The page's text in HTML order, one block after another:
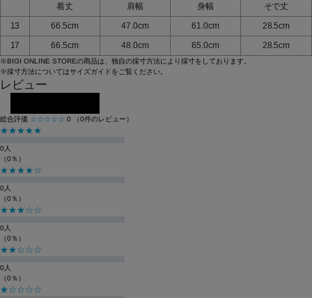
着丈 肩幅 身幅
そで丈
13
66.5cm 47.0cm 61.0cm
28.5cm
17
66.5cm 48.0cm 65.0cm 28.5cm
※BIGI ONLINE STOREの商品は、独自の採寸方法により採寸をしております。
※採寸方法についてはサイズガイドをご覧ください。
レビュー
総合評価 ☆☆☆☆☆ 0 （0件のレビュー）
★★★★★
0人
（0％）
★★★★☆
0人
（0％）
★★★☆☆
0人
（0％）
★★☆☆☆
0人
（0％）
★☆☆☆☆